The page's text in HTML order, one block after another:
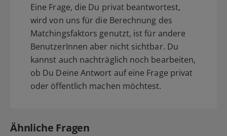
Eine Frage, die Du privat beantwortest,
wird von uns für die Berechnung des
Matchingsfaktors genutzt, ist für andere
BenutzerInnen aber nicht sichtbar. Du
kannst auch nachträglich noch bearbeiten,
ob Du Deine Antwort auf eine Frage privat
oder öffentlich machen möchtest.
Ähnliche Fragen